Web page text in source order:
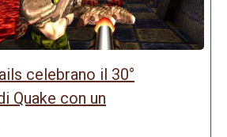
celebrano il 30°
Quake con un